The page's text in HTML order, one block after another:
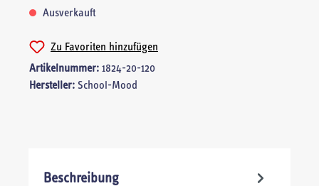
Ausverkauft
Zu Favoriten hinzufügen
Artikelnummer: 1824-20-120
Hersteller: School-Mood
Beschreibung